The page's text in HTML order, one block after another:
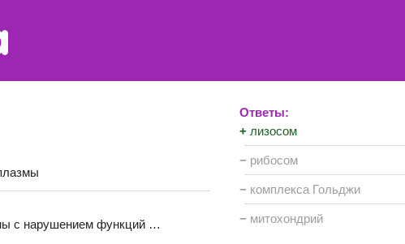
с нарушением функций …
Ответы:
+ лизосом
− рибосом
− комплекса Гольджи
− митохондрий